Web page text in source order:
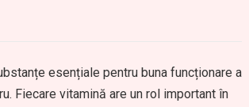
esențiale pentru buna funcționare a
Fiecare vitamină are un rol important în